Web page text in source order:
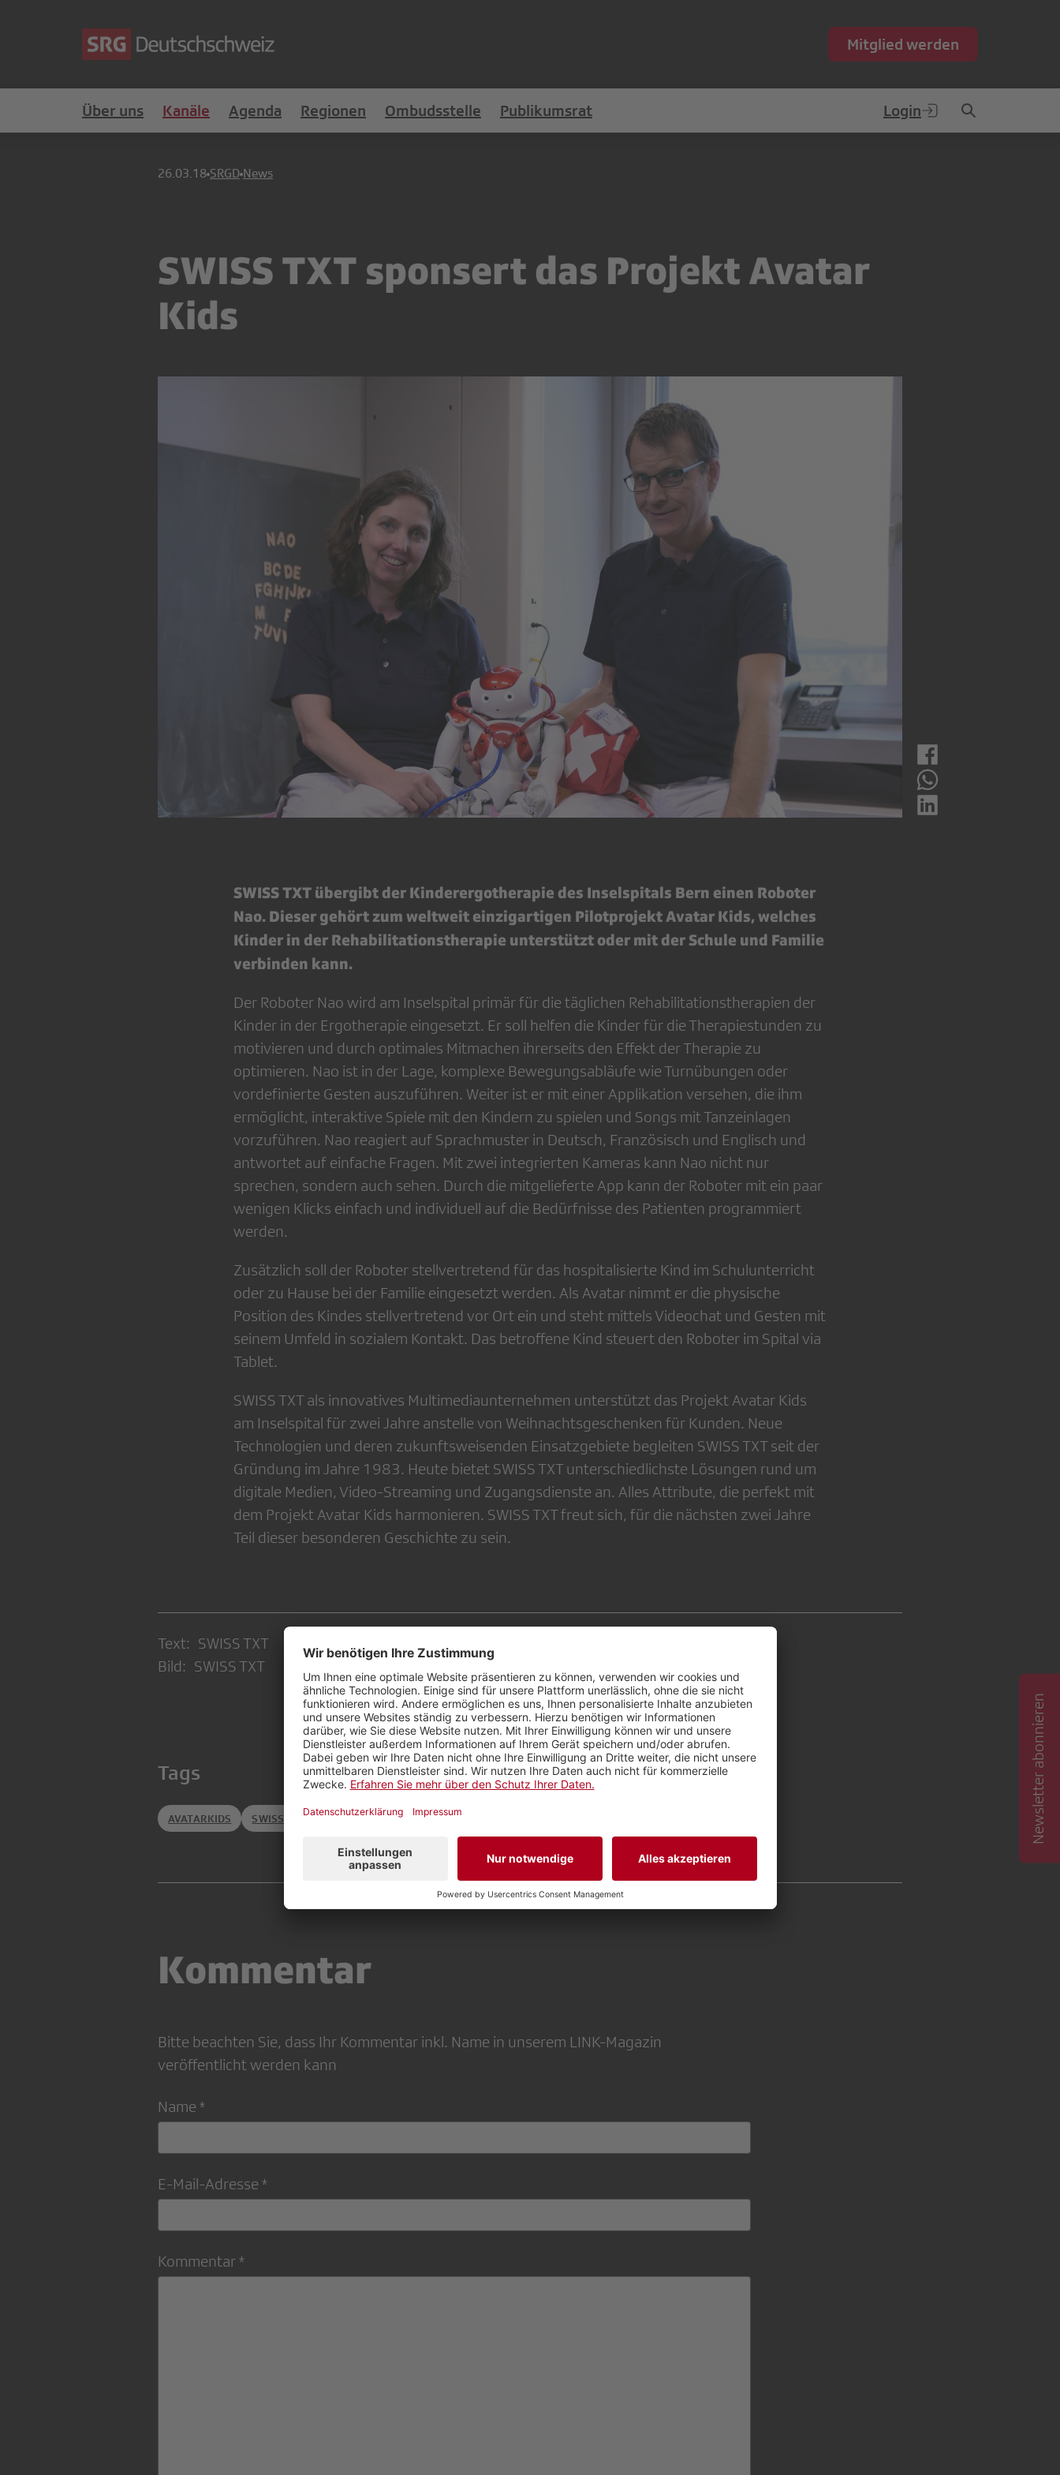
Mitglied werden
Über uns Kanäle Agenda Regionen Ombudsstelle Publikumsrat Login
26.03.18 SRGD News
SWISS TXT sponsert das Projekt Avatar
Kids
SWISS TXT übergibt der Kinderergotherapie des Inselspitals Bern einen Roboter
Nao. Dieser gehört zum weltweit einzigartigen Pilotprojekt Avatar Kids, welches
Kinder in der Rehabilitationstherapie unterstützt oder mit der Schule und Familie
verbinden kann.
Der Roboter Nao wird am Inselspital primär für die täglichen Rehabilitationstherapien der
Kinder in der Ergotherapie eingesetzt. Er soll helfen die Kinder für die Therapiestunden zu
motivieren und durch optimales Mitmachen ihrerseits den Effekt der Therapie zu
optimieren. Nao ist in der Lage, komplexe Bewegungsabläufe wie Turnübungen oder
vordefinierte Gesten auszuführen. Weiter ist er mit einer Applikation versehen, die ihm
ermöglicht, interaktive Spiele mit den Kindern zu spielen und Songs mit Tanzeinlagen
vorzuführen. Nao reagiert auf Sprachmuster in Deutsch, Französisch und Englisch und
antwortet auf einfache Fragen. Mit zwei integrierten Kameras kann Nao nicht nur
sprechen, sondern auch sehen. Durch die mitgelieferte App kann der Roboter mit ein paar
wenigen Klicks einfach und individuell auf die Bedürfnisse des Patienten programmiert
werden.
Zusätzlich soll der Roboter stellvertretend für das hospitalisierte Kind im Schulunterricht
oder zu Hause bei der Familie eingesetzt werden. Als Avatar nimmt er die physische
Position des Kindes stellvertretend vor Ort ein und steht mittels Videochat und Gesten mit
seinem Umfeld in sozialem Kontakt. Das betroffene Kind steuert den Roboter im Spital via
Tablet.
SWISS TXT als innovatives Multimediaunternehmen unterstützt das Projekt Avatar Kids
am Inselspital für zwei Jahre anstelle von Weihnachtsgeschenken für Kunden. Neue
Technologien und deren zukunftsweisenden Einsatzgebiete begleiten SWISS TXT seit der
Gründung im Jahre 1983. Heute bietet SWISS TXT unterschiedlichste Lösungen rund um
digitale Medien, Video-Streaming und Zugangsdienste an. Alles Attribute, die perfekt mit
dem Projekt Avatar Kids harmonieren. SWISS TXT freut sich, für die nächsten zwei Jahre
Teil dieser besonderen Geschichte zu sein.
Text: SWISS TXT
Bild: SWISS TXT
Tags
AVATARKIDS SWISSTXT
Kommentar
Bitte beachten Sie, dass Ihr Kommentar inkl. Name in unserem LINK-Magazin
veröffentlicht werden kann
Name *
E-Mail-Adresse *
Kommentar *
Newsletter abonnieren